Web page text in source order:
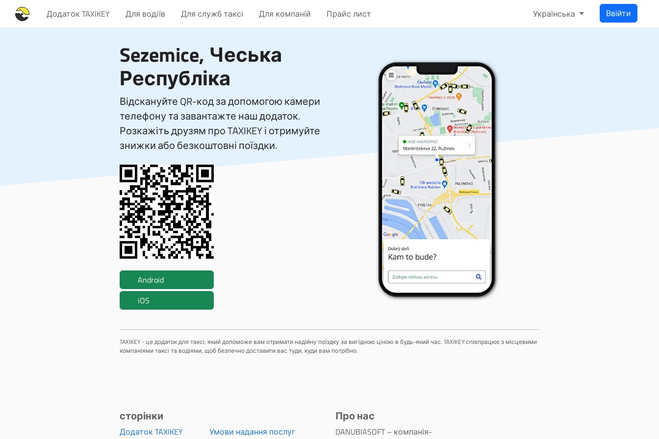
Додаток TAXIKEY Для водіїв Для служб таксі Для компаній Прайс лист Українська Ввійти
Sezemice, Чеська
Республіка
Відскануйте QR-код за допомогою камери
телефону та завантажте наш додаток.
Розкажіть друзям про TAXIKEY і отримуйте
знижки або безкоштовні поїздки.
Android
iOS
TAXIKEY - це додаток для таксі, який допоможе вам отримати надійну поїздку за вигідною ціною в будь-який час. TAXIKEY співпрацює з місцевими
компаніями таксі та водіями, щоб безпечно доставити вас туди, куди вам потрібно.
сторінки
Додаток TAXIKEY
Умови надання послуг
Про нас
DANUBIASOFT – компанія-